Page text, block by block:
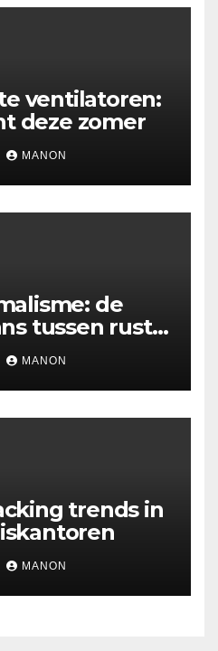
ventilatoren:
deze zomer
MANON
de
tussen rust
MANON
trends in
MANON